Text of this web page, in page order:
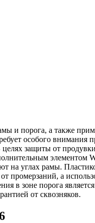
и порога, а также
особого внимания
защиты от
элементом
на углах рамы.
промерзаний, а
в зоне порога является
от сквозняков.